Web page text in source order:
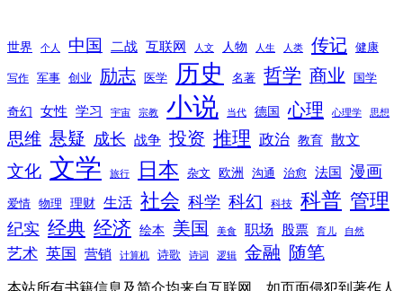
世界 个人 中国 二战 互联网 人文 人物 人生 人类 传记 健康
写作 军事 创业 励志 医学 历史 名著 哲学 商业 国学
奇幻 女性 学习 宇宙 宗教 小说 当代 德国 心理 心理学 思想
思维 悬疑 成长 战争 投资 推理 政治 教育 散文
文化 文学 旅行 日本 杂文 欧洲 沟通 治愈 法国 漫画
爱情 物理 理财 生活 社会 科学 科幻 科技 科普 管理
纪实 经典 经济 绘本 美国 美食 职场 股票 育儿 自然
艺术 英国 营销 计算机 诗歌 诗词 逻辑 金融 随笔
本站所有书籍信息及简介均来自互联网，如页面侵犯到著作人